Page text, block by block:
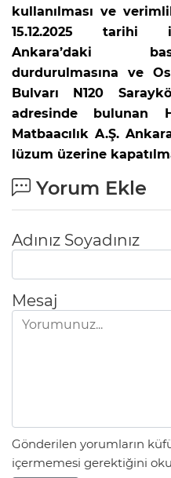
kullanılması ve
15.12.2025 tarihi
Ankara’daki
durdurulmasına ve
Bulvarı N120
adresinde bulunan
Matbaacılık A.Ş.
lüzum üzerine
Yorum Ekle
Adınız Soyadınız
Mesaj
Gönderilen yorumların
içermemesi gerektiğini